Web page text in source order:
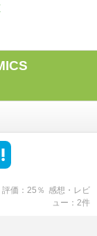
評価 25 ％ 感想・レビ
ュー
2件